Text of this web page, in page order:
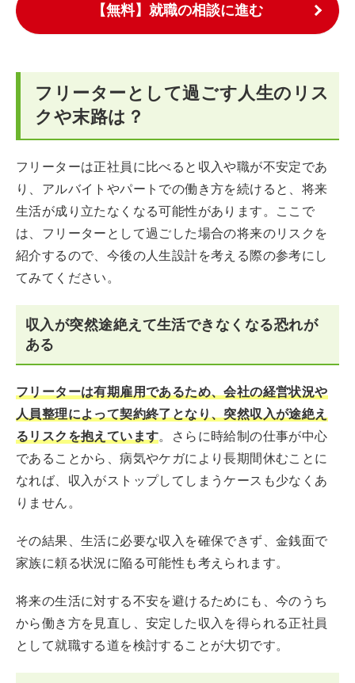
【無料】就職の相談に進む
フリーターとして過ごす人生のリス
クや末路は？
フリーターは正社員に比べると収入や職が不安定であ
り、アルバイトやパートでの働き方を続けると、将来
生活が成り立たなくなる可能性があります。ここで
は、フリーターとして過ごした場合の将来のリスクを
紹介するので、今後の人生設計を考える際の参考にし
てみてください。
収入が突然途絶えて生活できなくなる恐れが
ある
フリーターは有期雇用であるため、会社の経営状況や
人員整理によって契約終了となり、突然収入が途絶え
るリスクを抱えています。さらに時給制の仕事が中心
であることから、病気やケガにより長期間休むことに
なれば、収入がストップしてしまうケースも少なくあ
りません。
その結果、生活に必要な収入を確保できず、金銭面で
家族に頼る状況に陥る可能性も考えられます。
将来の生活に対する不安を避けるためにも、今のうち
から働き方を見直し、安定した収入を得られる正社員
として就職する道を検討することが大切です。